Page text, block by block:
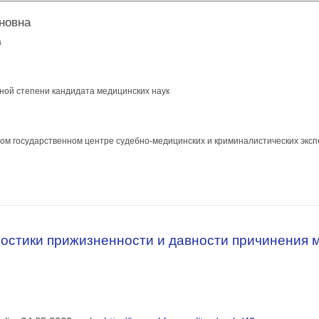
степени кандидата медицинских наук
государственном центре судебно-медицинских и криминалистических
прижизненности и давности причинения